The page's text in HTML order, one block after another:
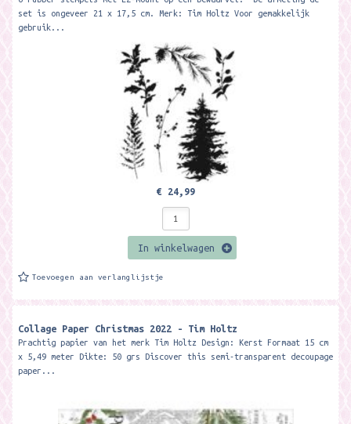
set is ongeveer 21 x 17,5 cm. Merk: Tim Holtz Voor gemakkelijk
gebruik...
€ 24,99
In winkelwagen
Toevoegen aan verlanglijstje
Collage Paper Christmas 2022 - Tim Holtz
Prachtig papier van het merk Tim Holtz Design: Kerst Formaat 15 cm
x 5,49 meter Dikte: 50 grs Discover this semi-transparent decoupage
paper...